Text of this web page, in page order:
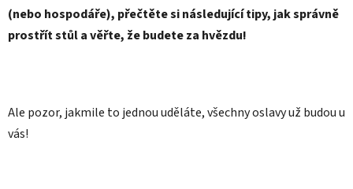
(nebo hospodáře), přečtěte si následující tipy, jak správně
prostřít stůl a věřte, že budete za hvězdu!
Ale pozor, jakmile to jednou uděláte, všechny oslavy už budou u
vás!